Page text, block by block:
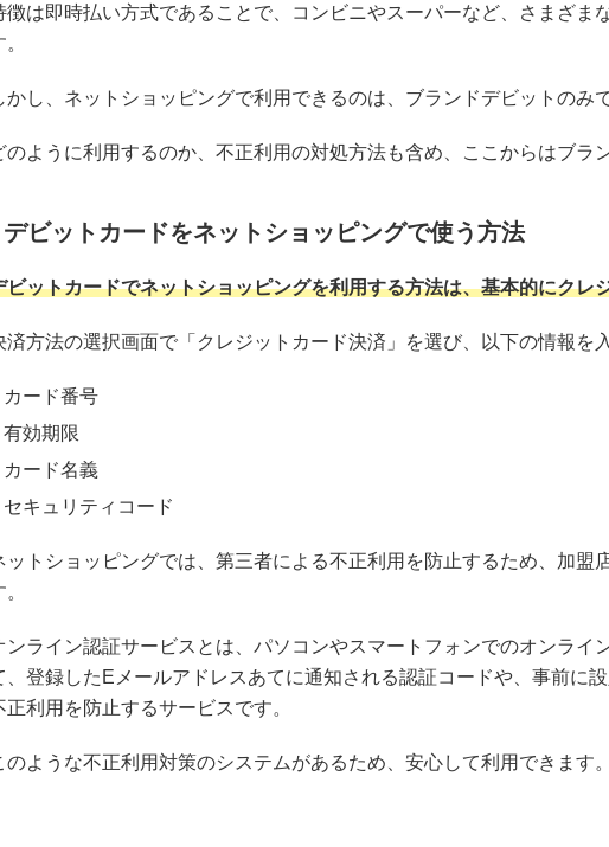
徴は即時払い方式であることで、コンビニやスーパーなど、さまざま
かし、ネットショッピングで利用できるのは、ブランドデビットのみ
のように利用するのか、不正利用の対処方法も含め、ここからはブラ
デビットカードをネットショッピングで使う方法
ビットカードでネットショッピングを利用する方法は、基本的にクレ
済方法の選択画面で「クレジットカード決済」を選び、以下の情報を
カード番号
有効期限
カード名義
セキュリティコード
ットショッピングでは、第三者による不正利用を防止するため、加
ンライン認証サービスとは、パソコンやスマートフォンでのオンラ
、登録したEメールアドレスあてに通知される認証コードや、事前に
正利用を防止するサービスです。
のような不正利用対策のシステムがあるため、安心して利用できます